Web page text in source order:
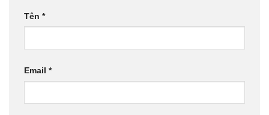
Tên *
Email *